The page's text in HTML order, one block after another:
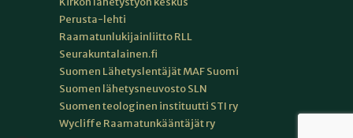
Perusta-lehti
Raamatunlukijainliitto RLL
Seurakuntalainen.fi
Suomen Lähetyslentäjät MAF Suomi
Suomen lähetysneuvosto SLN
Suomen teologinen instituutti STI ry
Wycliffe Raamatunkääntäjät ry